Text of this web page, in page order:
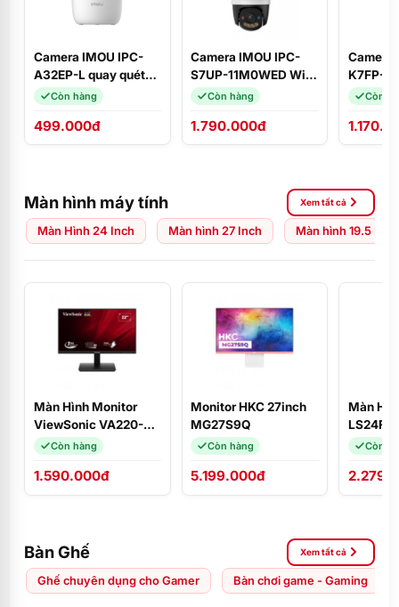
Camera IMOU IPC-
A32EP-L quay quét
3MP 2K
Còn hàng
499.000đ
Camera IMOU IPC-
S7UP-11M0WED Wifi
3 mắt Cruiser Triple
hiện người, Wifi 6
Còn hàng
1.790.000đ
Camera
K7FP-
quay
động
Còn
Màn hình máy tính Xem tất cả
Màn Hình 24 Inch Màn hình 27 Inch Màn hình 19.5 Inch
Màn Hình Monitor
ViewSonic VA220-H
(21.5Còn hàng
1.590.000đ
Monitor HKC 27inch
MG27S9Q
Còn hàng
5.199.000đ
Màn
(24 inch
HDMI
Còn
Bàn Ghế Xem tất cả
Ghế chuyên dụng cho Gamer Bàn chơi game - Gaming